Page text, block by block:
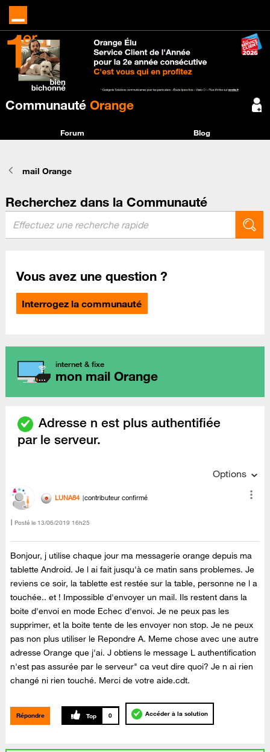
Communauté Orange
Forum Blog
mail Orange
Recherchez dans la Communauté
Vous avez une question ?
Interrogez la communauté
internet & fixe
mon mail Orange
Adresse n est plus authentifiée
par le serveur.
Options
LUNA84 contributeur confirmé
Posté le ‎13/06/2019 16h25
Bonjour, j utilise chaque jour ma messagerie orange depuis ma
tablette Android. Je l ai fait jusqu'à ce matin sans problemes. Je
reviens ce soir, la tablette est restée sur la table, personne ne l a
touchée.. et ! Impossible d'envoyer un mail. Ils restent dans la
boite d'envoi en mode Echec d'envoi. Je ne peux pas les
supprimer, et la boite tente de les envoyer non stop. Je ne peux
pas non plus utiliser le Repondre A. Meme chose avec une autre
adresse Orange que j'ai. J obtiens le message L authentification
n'est pas assurée par le serveur" ca veut dire quoi? Je n ai rien
changé ni rien touché. Merci de votre aide.cdt.
Répondre 0 Accéder à la solution